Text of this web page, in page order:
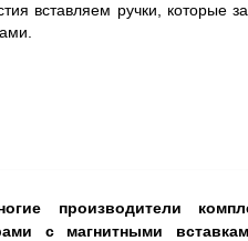
вставляем ручки, которые
производители
с магнитными